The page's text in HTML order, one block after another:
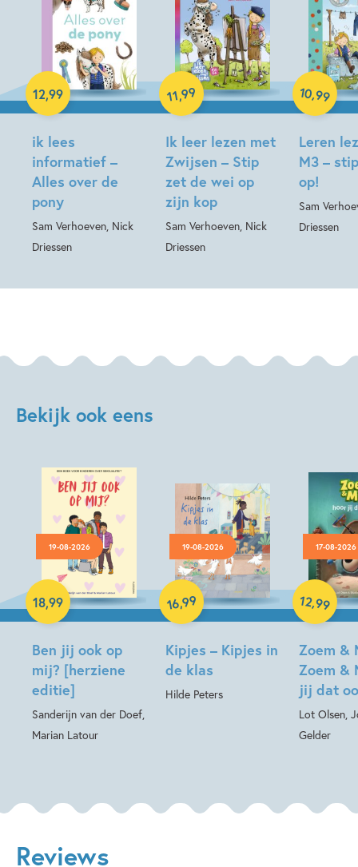
ik lees
informatief –
Alles over de
pony
Sam Verhoeven, Nick
Driessen
12,99
Hardcover
Ik leer lezen met
Zwijsen – Stip
zet de wei op
zijn kop
Sam Verhoeven, Nick
Driessen
11,99
Hardcover
Leren
M3 –
op!
Sam
Driessen
10,99
Hardcover
Bekijk ook eens
19-08-2026
Ben jij ook op
mij? [herziene
editie]
Sanderijn van der Doef,
Marian Latour
18,99
Hardcover
19-08-2026
Kipjes – Kipjes in
de klas
Hilde Peters
16,99
Hardcover
17-08-2026
Zoem &
Zoem &
jij dat
Lot Olsen,
Gelder
12,99
Hardcover
Reviews